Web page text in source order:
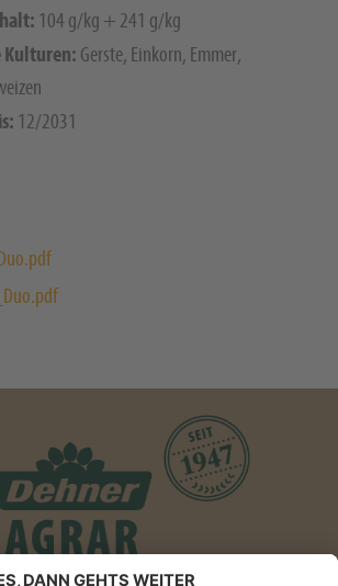
104 g/kg + 241 g/kg
Kulturen: Gerste, Einkorn, Emmer,
12/2031